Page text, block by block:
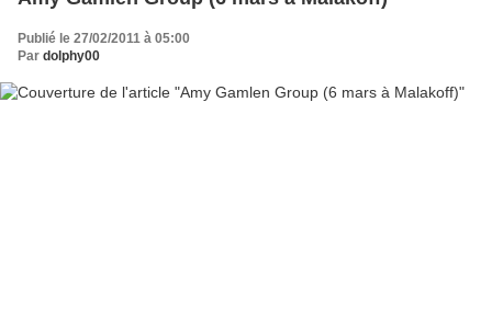
Publié le 27/02/2011 à 05:00
Par dolphy00